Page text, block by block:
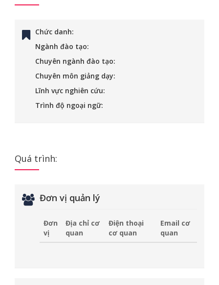
Chức danh:
Ngành đào tạo:
Chuyên ngành đào tạo:
Chuyên môn giảng dạy:
Lĩnh vực nghiên cứu:
Trình độ ngoại ngữ:
Quá trình:
Đơn vị quản lý
Đơn
vị
Địa chỉ cơ
quan
Điện thoại
cơ quan
Email cơ
quan